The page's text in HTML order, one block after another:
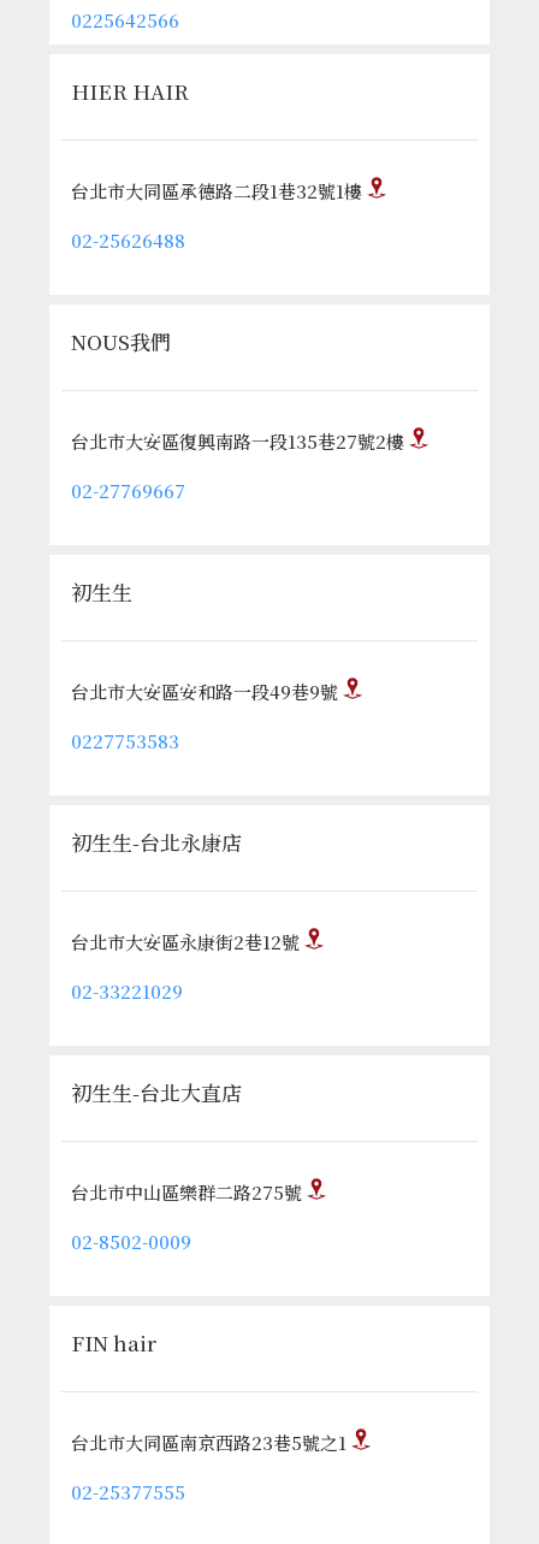
0225642566
HIER HAIR
台北市大同區承德路二段1巷32號1樓
02-25626488
NOUS我們
台北市大安區復興南路一段135巷27號2樓
02-27769667
初生生
台北市大安區安和路一段49巷9號
0227753583
初生生-台北永康店
台北市大安區永康街2巷12號
02-33221029
初生生-台北大直店
台北市中山區樂群二路275號
02-8502-0009
FIN hair
台北市大同區南京西路23巷5號之1
02-25377555